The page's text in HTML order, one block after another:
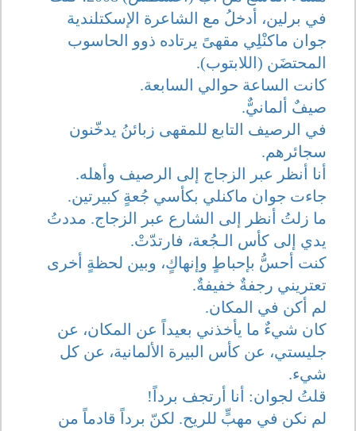
في برلين، أدخلُ مع الشاعرة الإسكتلندية
جوان ماكنْلِي مقهىً يرتاده ذوو الحاسوب
المحتضَن (اللابتوب).
كانت الساعة حوالي السابعة.
صيفٌ ألمانيٌّ.
في الرصيف التابع للمقهى زبائنُ يدخّنون
سجائرهم.
أنا أنظر عبر الزجاج إلى الرصيف وأهله.
جاءت جوان ماكنلي بكأسي جُعةٍ كبيرتين.
ما زلتُ أنظر إلى الشارع عبر الزجاج. مددتُ
يدي إلى كأس الـجُعة، فارتدّتْ.
كنت أحسُّ بإحباطٍ وإنهاكٍ، وبين لحظةٍ أخرى
تعتريني رجفةٌ خفيفةٌ.
لم أكن في المكان.
كان شيءٌ ما يأخذني بعيداً عن المكان، عن
جليستي، عن كأس البيرة الألمانية، عن كل
شيء.
قلتُ لجوان: أنا أرتجف برداً!
لم نكن في مهبٍّ للريح. لكنّ برداً قادماً من